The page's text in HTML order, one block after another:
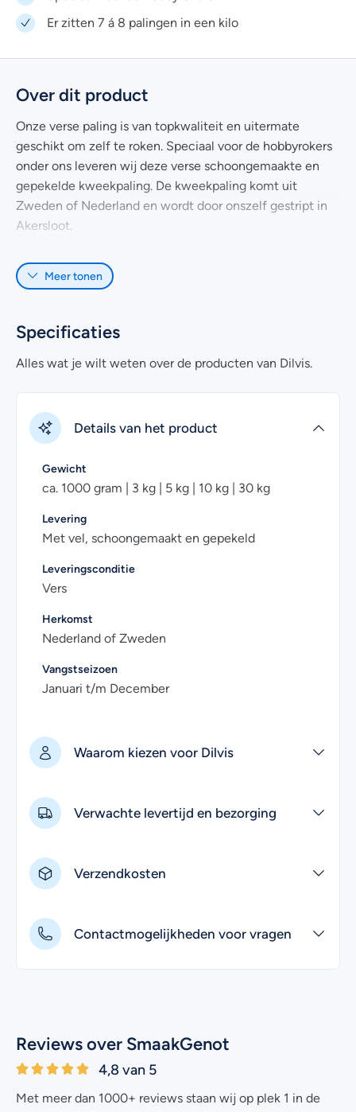
Er zitten 7 á 8 palingen in een kilo
Over dit product
Onze verse paling is van topkwaliteit en uitermate
geschikt om zelf te roken. Speciaal voor de hobbyrokers
onder ons leveren wij deze verse schoongemaakte en
gepekelde kweekpaling. De kweekpaling komt uit
Zweden of Nederland en wordt door onszelf gestript in
Akersloot.
rookton en het genieten kan beginnen. Wil je de paling
paling.
Elke portie verse rookpaling wordt vacuüm verpakt en
Heb je nog vragen over het online kopen van verse
contact met ons opnemen. Wij helpen je graag!
Meer tonen
Specificaties
Alles wat je wilt weten over de producten van Dilvis.
Details van het product
Gewicht
ca. 1000 gram | 3 kg | 5 kg | 10 kg | 30 kg
Levering
Met vel, schoongemaakt en gepekeld
Leveringsconditie
Vers
Herkomst
Nederland of Zweden
Vangstseizoen
Januari t/m December
Waarom kiezen voor Dilvis
Verwachte levertijd en bezorging
Verzendkosten
Contactmogelijkheden voor vragen
Reviews over SmaakGenot
4,8 van 5
Met meer dan 1000+ reviews staan wij op plek 1 in de